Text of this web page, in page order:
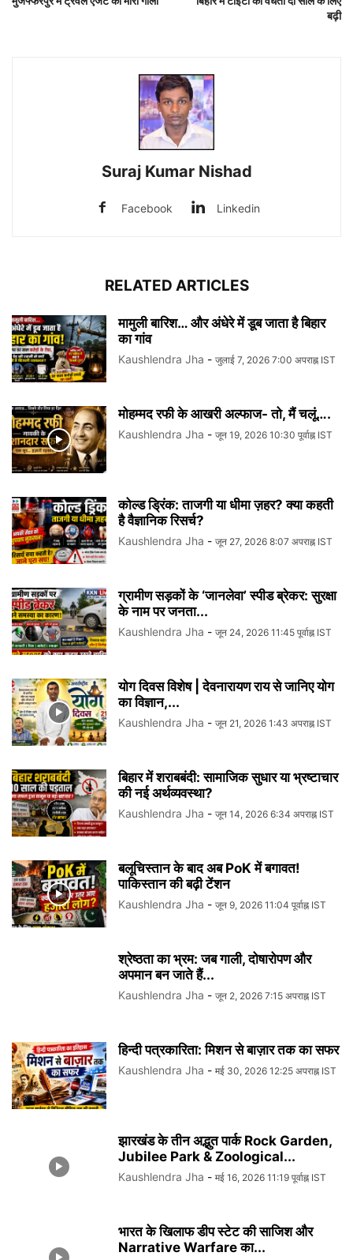
बढ़ी
Suraj Kumar Nishad
Facebook Linkedin
RELATED ARTICLES
मामुली बारिश… और अंधेरे में डूब जाता है बिहार
का गांव
Kaushlendra Jha - जुलाई 7, 2026 7:00 अपराह्न IST
मोहम्मद रफी के आखरी अल्फाज- तो, मैं चलूं….
Kaushlendra Jha - जून 19, 2026 10:30 पूर्वाह्न IST
कोल्ड ड्रिंक: ताजगी या धीमा ज़हर? क्या कहती
है वैज्ञानिक रिसर्च?
Kaushlendra Jha - जून 27, 2026 8:07 अपराह्न IST
ग्रामीण सड़कों के ‘जानलेवा’ स्पीड ब्रेकर: सुरक्षा
के नाम पर जनता...
Kaushlendra Jha - जून 24, 2026 11:45 पूर्वाह्न IST
योग दिवस विशेष | देवनारायण राय से जानिए योग
का विज्ञान,...
Kaushlendra Jha - जून 21, 2026 1:43 अपराह्न IST
बिहार में शराबबंदी: सामाजिक सुधार या भ्रष्टाचार
की नई अर्थव्यवस्था?
Kaushlendra Jha - जून 14, 2026 6:34 अपराह्न IST
बलूचिस्तान के बाद अब PoK में बगावत!
पाकिस्तान की बढ़ी टेंशन
Kaushlendra Jha - जून 9, 2026 11:04 पूर्वाह्न IST
श्रेष्ठता का भ्रम: जब गाली, दोषारोपण और
अपमान बन जाते हैं...
Kaushlendra Jha - जून 2, 2026 7:15 अपराह्न IST
हिन्दी पत्रकारिता: मिशन से बाज़ार तक का सफर
Kaushlendra Jha - मई 30, 2026 12:25 अपराह्न IST
झारखंड के तीन अद्भुत पार्क Rock Garden,
Jubilee Park & Zoological...
Kaushlendra Jha - मई 16, 2026 11:19 पूर्वाह्न IST
भारत के खिलाफ डीप स्टेट की साजिश और
Narrative Warfare का...